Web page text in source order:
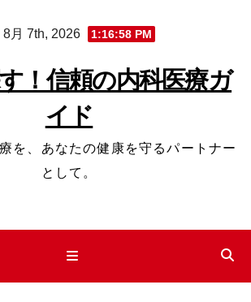
8月 7th, 2026 1:17:00 PM
！信頼の内科医療ガ
イド
を、あなたの健康を守るパートナー
として。